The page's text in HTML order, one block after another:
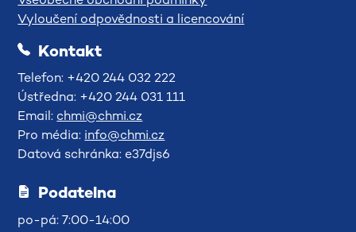
Vyloučení odpovědnosti a licencování
Kontakt
Telefon: +420 244 032 222
Ústředna: +420 244 031 111
Email: chmi@chmi.cz
Pro média: info@chmi.cz
Datová schránka: e37djs6
Podatelna
po-pá: 7:00-14:00